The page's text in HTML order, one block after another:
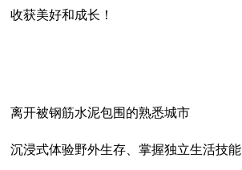
收获美好和成长！
离开被钢筋水泥包围的熟悉城市
沉浸式体验野外生存、掌握独立生活技能